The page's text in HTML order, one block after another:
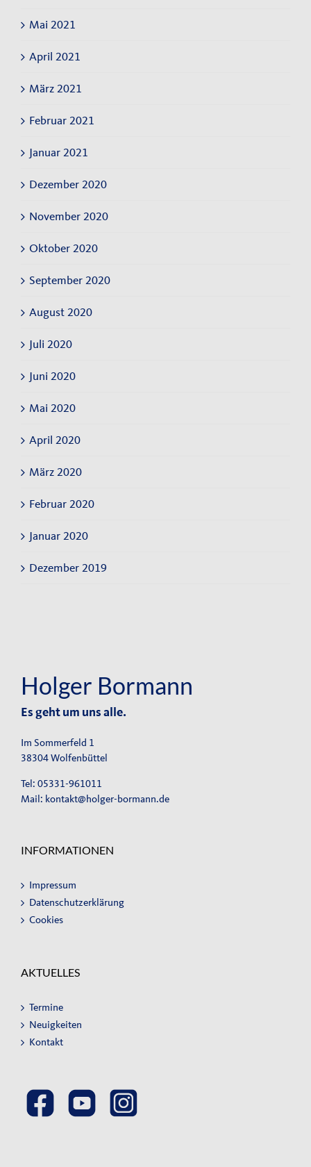
Mai 2021
April 2021
März 2021
Februar 2021
Januar 2021
Dezember 2020
November 2020
Oktober 2020
September 2020
August 2020
Juli 2020
Juni 2020
Mai 2020
April 2020
März 2020
Februar 2020
Januar 2020
Dezember 2019
Holger Bormann
Es geht um uns alle.
Im Sommerfeld 1
38304 Wolfenbüttel
Tel: 05331-961011
Mail: kontakt@holger-bormann.de
INFORMATIONEN
Impressum
Datenschutzerklärung
Cookies
AKTUELLES
Termine
Neuigkeiten
Kontakt